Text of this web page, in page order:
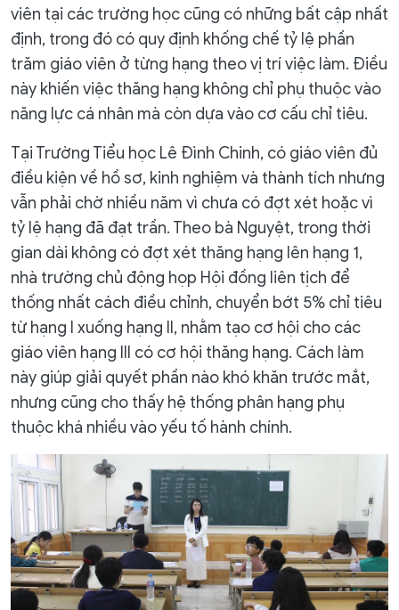
viên tại các trường học cũng có những bất cập nhất
định, trong đó có quy định khống chế tỷ lệ phần
trăm giáo viên ở từng hạng theo vị trí việc làm. Điều
này khiến việc thăng hạng không chỉ phụ thuộc vào
năng lực cá nhân mà còn dựa vào cơ cấu chỉ tiêu.
Tại Trường Tiểu học Lê Đình Chinh, có giáo viên đủ
điều kiện về hồ sơ, kinh nghiệm và thành tích nhưng
vẫn phải chờ nhiều năm vì chưa có đợt xét hoặc vì
tỷ lệ hạng đã đạt trần. Theo bà Nguyệt, trong thời
gian dài không có đợt xét thăng hạng lên hạng 1,
nhà trường chủ động họp Hội đồng liên tịch để
thống nhất cách điều chỉnh, chuyển bớt 5% chỉ tiêu
từ hạng I xuống hạng II, nhằm tạo cơ hội cho các
giáo viên hạng III có cơ hội thăng hạng. Cách làm
này giúp giải quyết phần nào khó khăn trước mắt,
nhưng cũng cho thấy hệ thống phân hạng phụ
thuộc khá nhiều vào yếu tố hành chính.